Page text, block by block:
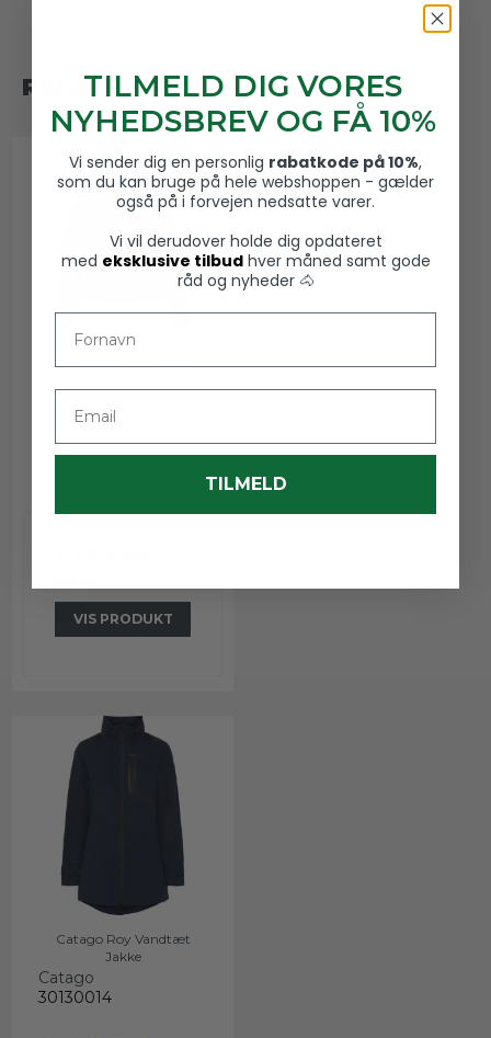
RELATEREDE PRODUKTER
EQUESTRIAN
VIS PRODUKT
Catago Roy Vandtæt
Jakke
Catago
30130014
TILMELD DIG VORES
NYHEDSBREV OG FÅ 10%
Vi sender dig en personlig rabatkode på 10%,
som du kan bruge på hele webshoppen - gælder
også på i forvejen nedsatte varer.
Vi vil derudover holde dig opdateret
med eksklusive tilbudhver måned samt gode
råd og nyheder 🐴
TILMELD